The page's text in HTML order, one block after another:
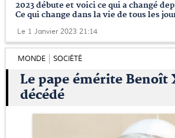
2023 débute et voici ce qui a changé
Ce qui change dans la vie de tous les
Le 1 Janvier 2023 21:14
MONDE SOCIÉTÉ
Le pape émérite Benoît
décédé